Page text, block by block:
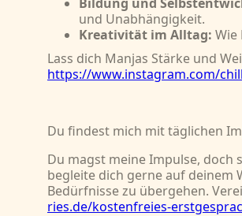
und Unabhängigkeit.
Kreativität im Alltag: Wie
Lass dich Manjas Stärke und
https://www.instagram.com/
Du findest mich mit täglichen
Du magst meine Impulse, doch
begleite dich gerne auf deinem
Bedürfnisse zu übergehen.
ries.de/kostenfreies-